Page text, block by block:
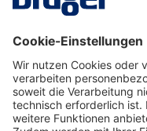
Der
Dämpfen und